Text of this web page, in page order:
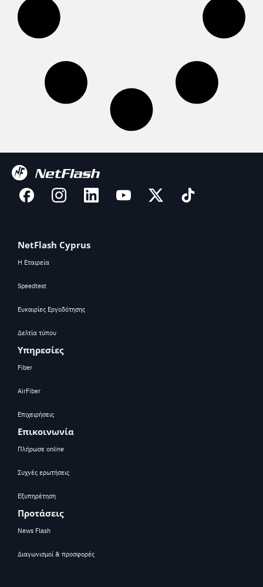
NetFlash Cyprus
Η Εταιρεία
Speedtest
Ευκαιρίες Εργοδότησης
Δελτία τύπου
Υπηρεσίες
Fiber
AirFiber
Επιχειρήσεις
Επικοινωνία
Πλήρωσε online
Συχνές ερωτήσεις
Εξυπηρέτηση
Προτάσεις
News Flash
Διαγωνισμοί & προσφορές